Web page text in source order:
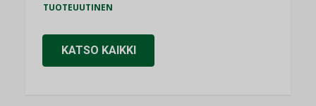
TUOTEUUTINEN
KATSO KAIKKI